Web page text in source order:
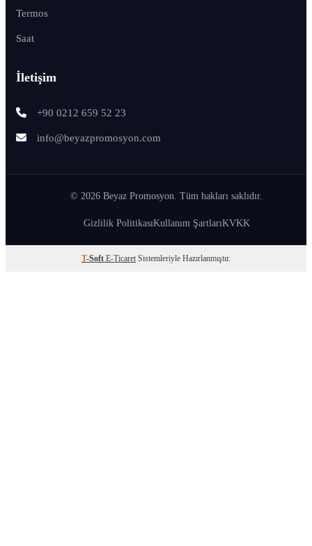
Termos
Saat
İletişim
+90 0212 659 52 23
info@beyazpromosyon.com
© 2026 Beyaz Promosyon. Tüm hakları saklıdır.
Gizlilik PolitikasıKullanım ŞartlarıKVKK
T-Soft E-Ticaret Sistemleriyle Hazırlanmıştır.